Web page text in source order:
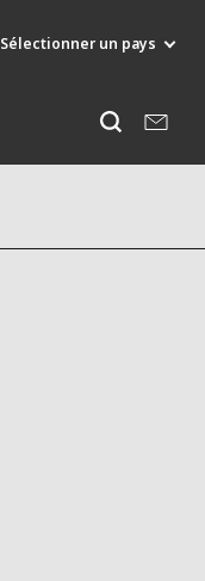
Sélectionner un pays